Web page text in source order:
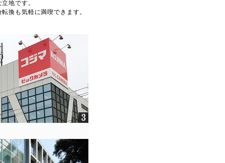
地です。
換も気軽に満喫できます。